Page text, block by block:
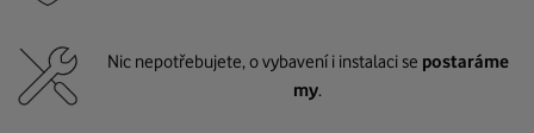
Nic nepotřebujete, o vybavení i instalaci se postaráme
my.